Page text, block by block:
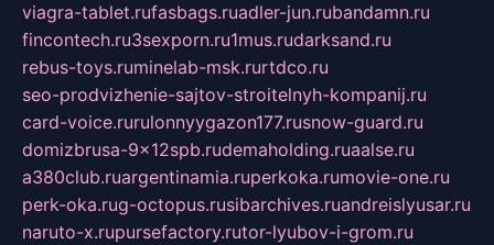
viagra-tablet.rufasbags.ruadler-jun.rubandamn.ru
fincontech.ru3sexporn.ru1mus.rudarksand.ru
rebus-toys.ruminelab-msk.rurtdco.ru
seo-prodvizhenie-sajtov-stroitelnyh-kompanij.ru
card-voice.rurulonnyygazon177.rusnow-guard.ru
domizbrusa-9x12spb.rudemaholding.ruaalse.ru
a380club.ruargentinamia.ruperkoka.rumovie-one.ru
perk-oka.rug-octopus.rusibarchives.ruandreislyusar.ru
naruto-x.rupursefactory.rutor-lyubov-i-grom.ru